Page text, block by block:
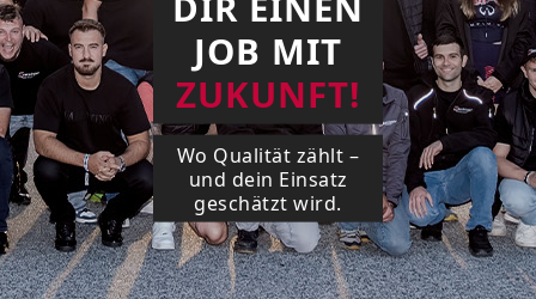
JOB MIT
ZUKUNFT!
Wo Qualität zählt –
und dein Einsatz
geschätzt wird.